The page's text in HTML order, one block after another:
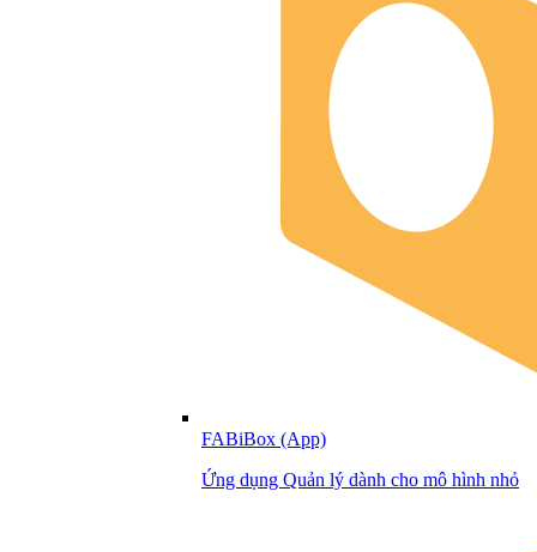
FABiBox (App)
Ứng dụng Quản lý dành cho mô hình nhỏ